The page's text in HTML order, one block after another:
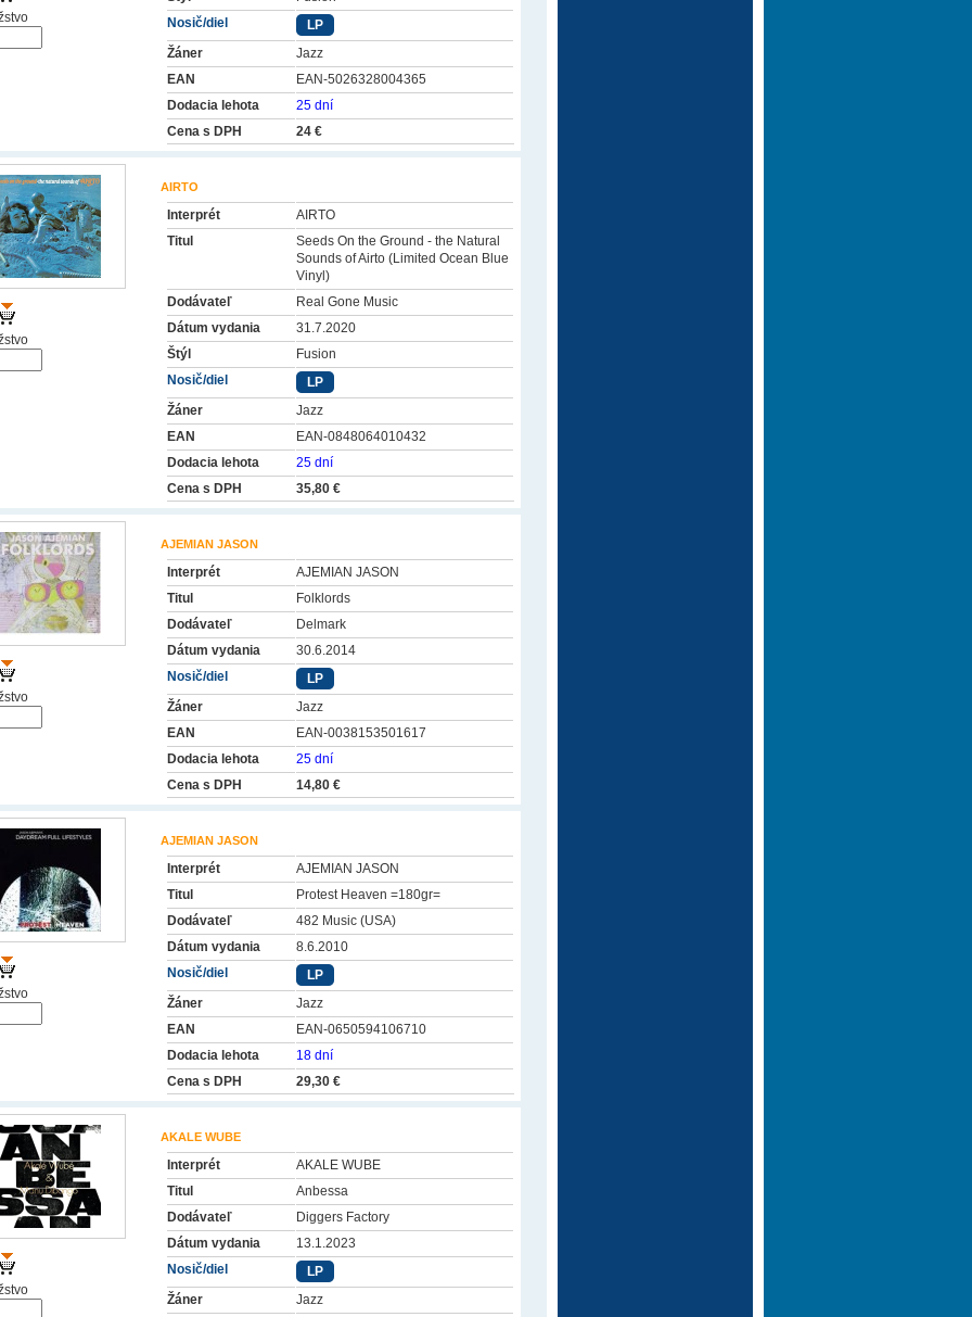
Nosič/diel
LP
Žáner
Jazz
EAN
EAN-5026328004365
Dodacia lehota
25 dní
Cena s DPH
24 €
AIRTO
Interprét
AIRTO
Titul
Seeds On the Ground - the Natural
Sounds of Airto (Limited Ocean Blue
Vinyl)
Dodávateľ
Real Gone Music
Dátum vydania
31.7.2020
Štýl
Fusion
Nosič/diel
LP
Žáner
Jazz
EAN
EAN-0848064010432
Dodacia lehota
25 dní
Cena s DPH
35,80 €
AJEMIAN JASON
Interprét
AJEMIAN JASON
Titul
Folklords
Dodávateľ
Delmark
Dátum vydania
30.6.2014
Nosič/diel
LP
Žáner
Jazz
EAN
EAN-0038153501617
Dodacia lehota
25 dní
Cena s DPH
14,80 €
AJEMIAN JASON
Interprét
AJEMIAN JASON
Titul
Protest Heaven =180gr=
Dodávateľ
482 Music (USA)
Dátum vydania
8.6.2010
Nosič/diel
LP
Žáner
Jazz
EAN
EAN-0650594106710
Dodacia lehota
18 dní
Cena s DPH
29,30 €
AKALE WUBE
Interprét
AKALE WUBE
Titul
Anbessa
Dodávateľ
Diggers Factory
Dátum vydania
13.1.2023
Nosič/diel
LP
Žáner
Jazz